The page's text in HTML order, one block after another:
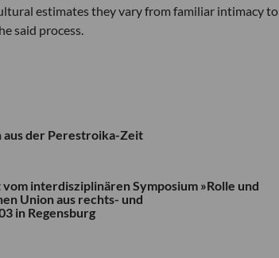
estimates they vary from familiar intimacy to
said process.
aus der Perestroika-Zeit
interdisziplinären Symposium »Rolle und
Union aus rechts- und
in Regensburg